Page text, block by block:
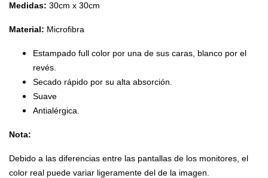
Medidas: 30cm x 30cm
Material: Microfibra
Estampado full color por una de sus caras, blanco por el
revés.
Secado rápido por su alta absorción.
Suave
Antialérgica.
Nota:
Debido a las diferencias entre las pantallas de los monitores, el
color real puede variar ligeramente del de la imagen.